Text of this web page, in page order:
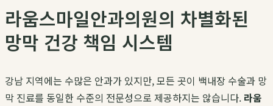
라움스마일안과의원의 차별화된
망막 건강 책임 시스템
강남 지역에는 수많은 안과가 있지만, 모든 곳이 백내장 수술과 망
막 진료를 동일한 수준의 전문성으로 제공하지는 않습니다. 라움